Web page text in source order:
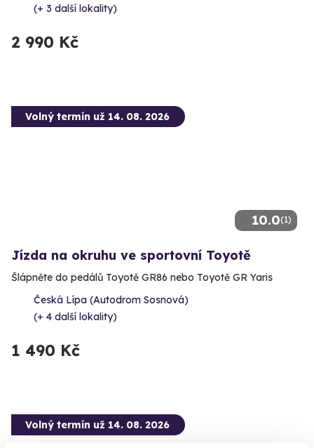
(+ 3 další lokality)
2 990 Kč
10.0(1)
Volný termín už 14. 08. 2026
Jízda na okruhu ve sportovní Toyotě
Šlápněte do pedálů Toyotě GR86 nebo Toyotě GR Yaris
Česká Lípa (Autodrom Sosnová)
(+ 4 další lokality)
1 490 Kč
Volný termín už 14. 08. 2026